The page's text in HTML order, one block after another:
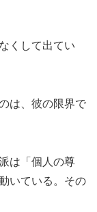
くして出てい
は、彼の限界で
は「個人の尊
いている。その